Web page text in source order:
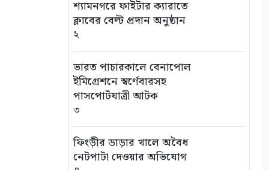
শ্যামনগরে ফাইটার ক্যারাতে
ক্লাবের বেল্ট প্রদান অনুষ্ঠান
২
ভারত পাচারকালে বেনাপোল
ইমিগ্রেশনে স্বর্ণেবারসহ
পাসপোর্টযাত্রী আটক
৩
ফিংড়ীর ডাড়ার খালে অবৈধ
নেটপাটা দেওয়ার অভিযোগ